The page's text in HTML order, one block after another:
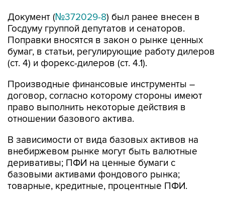
Документ (№372029-8) был ранее внесен в
Госдуму группой депутатов и сенаторов.
Поправки вносятся в закон о рынке ценных
бумаг, в статьи, регулирующие работу дилеров
(ст. 4) и форекс-дилеров (ст. 4.1).
Производные финансовые инструменты –
договор, согласно которому стороны имеют
право выполнить некоторые действия в
отношении базового актива.
В зависимости от вида базовых активов на
внебиржевом рынке могут быть валютные
деривативы; ПФИ на ценные бумаги с
базовыми активами фондового рынка;
товарные, кредитные, процентные ПФИ.